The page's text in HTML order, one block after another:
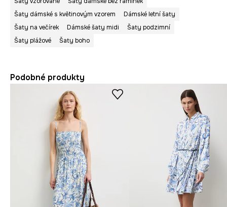
Šaty dámské s květinovým vzorem
Dámské letní šaty
Šaty na večírek
Dámské šaty midi
Šaty podzimní
Šaty plážové
Šaty boho
Podobné produkty